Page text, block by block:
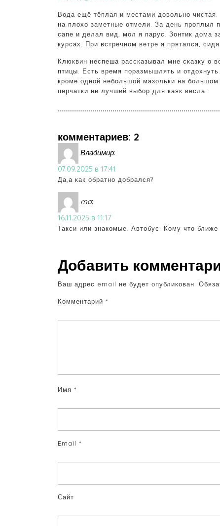
Вода ещё тёплая и местами довольно
на плохо заметные отмели. За день проплыл
сапе и делал вид, мол я парус. Зонтик дома
курсах. При встречном ветре я прятался, сидя
Клюквин неспеша рассказывал мне сказку о
птицы. Есть время поразмышлять и
кроме одной небольшой мазольки на
перчатки не лучший выбор для каяк весла.
комментариев: 2
Владимир:
07.09.2025 в 17:41
Да,а как обратно добрался?
mo:
16.11.2025 в 11:17
Такси или знакомые. Автобус. Кому что ближе
Добавить
Ваш адрес email не будет опубликован.
Комментарий *
Имя *
Email *
Сайт